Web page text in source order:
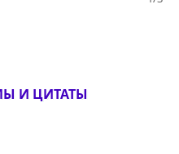
И ЦИТАТЫ